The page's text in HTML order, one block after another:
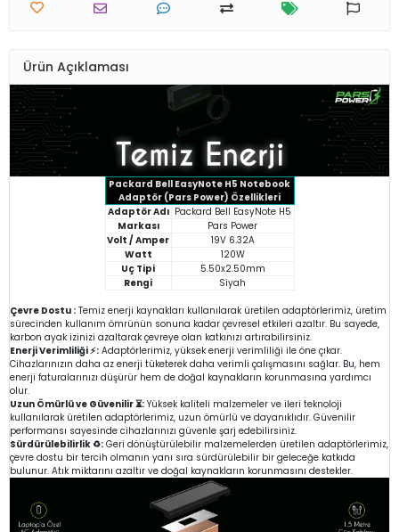
Ürün Açıklaması
Packard Bell EasyNote H5 Notebook
Adaptör (Pars Power) Özellikleri
Adaptör Adı Packard Bell EasyNote H5
Markası
Pars Power
Volt / Amper
19V 6.32A
Watt
120W
Uç Tipi
5.50x2.50mm
Rengi
Siyah
Çevre Dostu : Temiz enerji kaynakları kullanılarak üretilen adaptörlerimiz, üretim
sürecinden kullanım ömrünün sonuna kadar çevresel etkileri azaltır. Bu sayede,
karbon ayak izinizi azaltarak çevreye olan katkınızı artırabilirsiniz.
Enerji Verimliliği ⚡: Adaptörlerimiz, yüksek enerji verimliliği ile öne çıkar.
Cihazlarınızın daha az enerji tüketerek daha verimli çalışmasını sağlar. Bu, hem
enerji faturalarınızı düşürür hem de doğal kaynakların korunmasına yardımcı
olur.
Uzun Ömürlü ve Güvenilir ⏳: Yüksek kaliteli malzemeler ve ileri teknoloji
kullanılarak üretilen adaptörlerimiz, uzun ömürlü ve dayanıklıdır. Güvenilir
performansı sayesinde cihazlarınızı güvenle şarj edebilirsiniz.
Sürdürülebilirlik ♻️: Geri dönüştürülebilir malzemelerden üretilen adaptörlerimiz,
çevre dostu bir tercih olmanın yanı sıra sürdürülebilir bir geleceğe katkıda
bulunur. Atık miktarını azaltır ve doğal kaynakların korunmasını destekler.